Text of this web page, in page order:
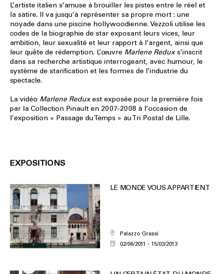
L’artiste italien s’amuse à brouiller les pistes entre le réel et
la satire. Il va jusqu’à représenter sa propre mort : une
noyade dans une piscine hollywoodienne. Vezzoli utilise les
codes de la biographie de star exposant leurs vices, leur
ambition, leur sexualité et leur rapport à l’argent, ainsi que
leur quête de rédemption. L’œuvre Marlene Reduxs’inscrit
dans sa recherche artistique interrogeant, avec humour, le
système de starification et les formes de l’industrie du
spectacle.
La vidéo Marlene Reduxest exposée pour la première fois
par la Collection Pinault en 2007-2008 à l’occasion de
l’exposition « Passage du Temps » au Tri Postal de Lille.
EXPOSITIONS
LE MONDE VOUS APPARTIENT
Palazzo Grassi
02/06/2011
15/03/2013